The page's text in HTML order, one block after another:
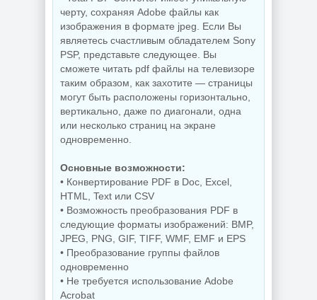
Редактор
изображений Krita
5.3.3 by 7997
Управление
процессами
Windows Process
Lasso Pro
18.2.3.42
Захват снимков с
монитора
FastStone Capture
11.3 by KpoJIuK
Windows 11 Pro
26H1 Lite version
Build 28000.2525
NEW NEW
черту, сохраняя Adobe файлы как
изображения в формате jpeg. Если Вы
являетесь счастливым обладателем Sony
PSP, представьте следующее. Вы
сможете читать pdf файлы на телевизоре
таким образом, как захотите — страницы
могут быть расположены горизонтально,
вертикально, даже по диагонали, одна
или несколько страниц на экране
одновременно.
Основные возможности:
• Конвертирование PDF в Doc, Excel,
HTML, Text или CSV
• Возможность преобразования PDF в
следующие форматы изображений: BMP,
JPEG, PNG, GIF, TIFF, WMF, EMF и EPS
• Преобразование группы файлов
одновременно
• Не требуется использование Adobe
Acrobat